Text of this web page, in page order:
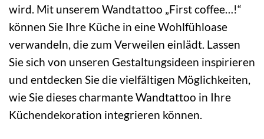
wird. Mit unserem Wandtattoo „First coffee…!“
können Sie Ihre Küche in eine Wohlfühloase
verwandeln, die zum Verweilen einlädt. Lassen
Sie sich von unseren Gestaltungsideen inspirieren
und entdecken Sie die vielfältigen Möglichkeiten,
wie Sie dieses charmante Wandtattoo in Ihre
Küchendekoration integrieren können.